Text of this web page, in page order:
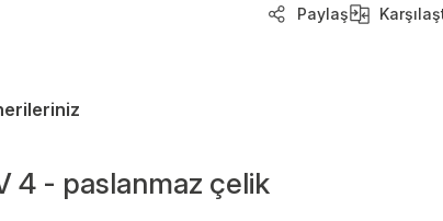
Paylaş
4 - paslanmaz çelik